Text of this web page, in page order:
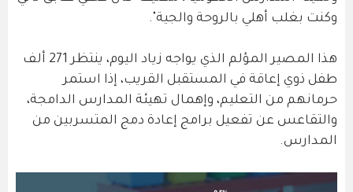
وكنت بغلب أهلي بالروحة والجية".
هذا المصير المؤلم الذي يواجه زياد اليوم، ينتظر 271 ألف
طفل ذوي إعاقة في المستقبل القريب، إذا استمر
حرمانهم من التعليم، وإهمال تهيئة المدارس الدامجة،
والتقاعس عن تفعيل برامج إعادة دمج المتسربين من
المدارس.